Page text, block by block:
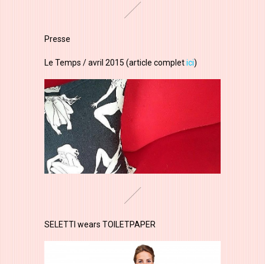
Presse
Le Temps / avril 2015 (article completici)
SELETTI wears TOILETPAPER